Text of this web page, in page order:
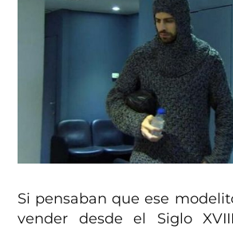
Si pensaban que ese
vender desde el Siglo